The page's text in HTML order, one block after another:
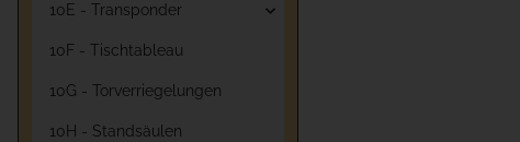
10E - Transponder
10F - Tischtableau
10G - Torverriegelungen
10H - Standsäulen